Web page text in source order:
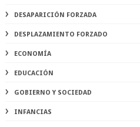
DESAPARICIÓN FORZADA
DESPLAZAMIENTO FORZADO
ECONOMÍA
EDUCACIÓN
GOBIERNO Y SOCIEDAD
INFANCIAS